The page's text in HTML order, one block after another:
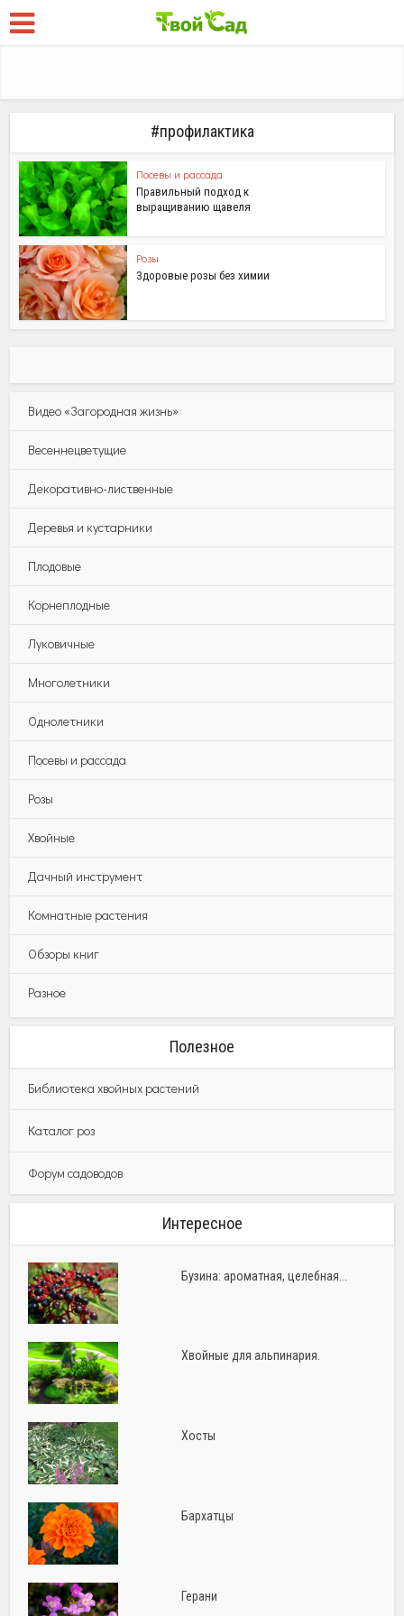
#профилактика
Посевы и рассада
Правильный подход к
выращиванию щавеля
Розы
Здоровые розы без химии
Видео «Загородная жизнь»
Весеннецветущие
Декоративно-лиственные
Деревья и кустарники
Плодовые
Корнеплодные
Луковичные
Многолетники
Однолетники
Посевы и рассада
Розы
Хвойные
Дачный инструмент
Комнатные растения
Обзоры книг
Разное
Полезное
Библиотека хвойных растений
Каталог роз
Форум садоводов
Интересное
Бузина: ароматная, целебная...
Хвойные для альпинария.
Хосты
Бархатцы
Герани